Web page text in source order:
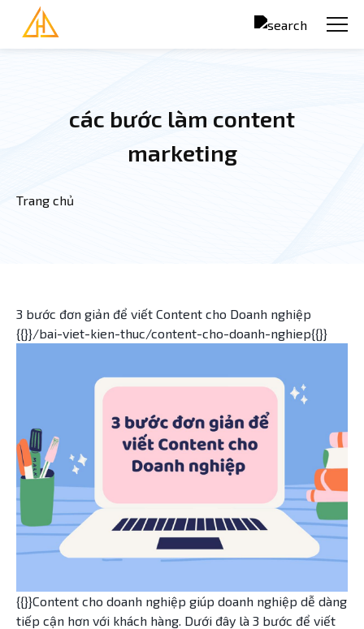
Nhảy đến nội dung
các bước làm content
marketing
Bạn đang ở đây
Trang chủ
3 bước đơn giản để viết Content cho Doanh nghiệp
{{}}/bai-viet-kien-thuc/content-cho-doanh-nghiep{{}}
{{}}Content cho doanh nghiệp giúp doanh nghiệp dễ dàng
tiếp cận hơn với khách hàng. Dưới đây là 3 bước để viết